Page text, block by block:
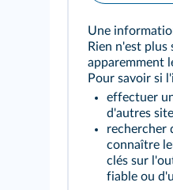
Une
Rien n'est
apparemment
Pour savoir si
effectuer
d'autres
rechercher
connaître
clés sur
fiable ou